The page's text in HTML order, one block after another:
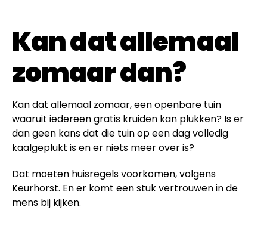
Kan dat allemaal
zomaar dan?
Kan dat allemaal zomaar, een openbare tuin
waaruit iedereen gratis kruiden kan plukken? Is er
dan geen kans dat die tuin op een dag volledig
kaalgeplukt is en er niets meer over is?
Dat moeten huisregels voorkomen, volgens
Keurhorst. En er komt een stuk vertrouwen in de
mens bij kijken.